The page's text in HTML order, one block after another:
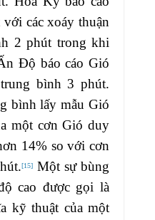
các xoáy thuận
2 phút trong khi
Độ báo cáo Gió
bình 3 phút.
bình lấy mẫu Gió
một cơn Gió duy
14% so với cơn
[15] Một sự bùng
cao được gọi là
kỹ thuật của một